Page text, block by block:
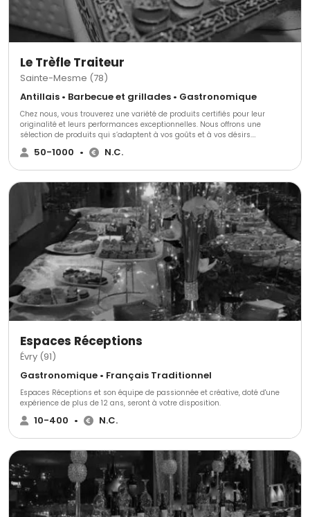
Le Trèfle Traiteur
Sainte-Mesme (78)
Antillais • Barbecue et grillades • Gastronomique
Chez nous, vous trouverez une variété de produits certifiés pour leur
originalité et leurs performances exceptionnelles. Nous offrons une
sélection de produits qui s’adaptent à vos goûts et à vos désirs.
Découvrez nos différentes prestations, certifiées pour leur qualité et leurs
performances inégalées.
50-1000 • N.C.
Espaces Réceptions
Évry (91)
Gastronomique • Français Traditionnel
Espaces Réceptions et son équipe de passionnée et créative, doté d'une
expérience de plus de 12 ans, seront à votre disposition.
10-400 • N.C.